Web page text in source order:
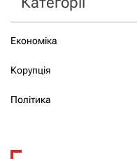
Економіка
Корупція
Політика